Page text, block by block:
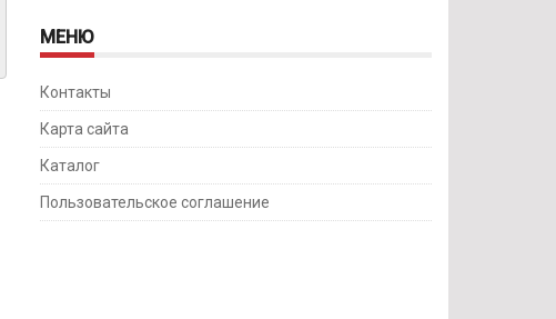
МЕНЮ
Контакты
Карта сайта
Каталог
Пользовательское соглашение